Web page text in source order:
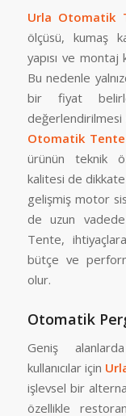
Urla Otomatik
ölçüsü, kumaş
yapısı ve
Bu nedenle
bir fiyat
Otomatik
ürünün teknik
kalitesi de dikkate
gelişmiş motor
de uzun vadede
Tente,
bütçe ve
olur.
Otomatik
Geniş
kullanıcılar için
işlevsel bir
özellikle